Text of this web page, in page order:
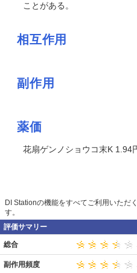
ことがある。
相互作用
副作用
薬価
花扇ゲンノショウコ末K 1.94
DI Stationの機能をすべてご利用いただく
す。
評価サマリー
総合
副作用頻度